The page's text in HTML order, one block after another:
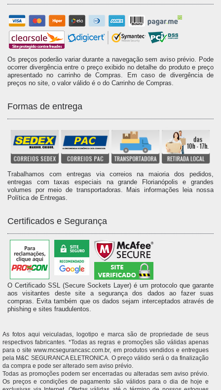
Os preços poderão variar durante a navegação sem aviso prévio. Pode
ocorrer divergência entre o preço exibido no detalhe do produto e preço
apresentado no carrinho de Compras. Em caso de divergência de
preços no site, o valor válido é o do Carrinho de Compras.
Formas de entrega
Trabalhamos com entregas via correios na maioria dos pedidos,
entregas com taxas especiais na grande Florianópolis e grandes
volumes por meio de transportadoras. Mais informações leia nossa
Política de Entregas.
Certificados e Segurança
O Certificado SSL (Secure Sockets Layer) é um protocolo que garante
aos visitantes deste site a segurança dos dados ao fazer suas
compras. Evita também que os dados sejam interceptados através de
phishing e sites fraudulentos.
As fotos aqui veiculadas, logotipo e marca são de propriedade de seus
respectivos fabricantes. *Todas as regras e promoções são válidas apenas
para o site www.mcsegurancasc.com.br, em produtos vendidos e entregues
pela M&C SEGURANCA ELETRONICA. O preço válido será o da finalização
da compra e pode ser alterado sem aviso prévio.
Todas as promoções podem ser encerradas ou alteradas sem aviso prévio.
Os preços e condições de pagamento são válidos para o dia de hoje e